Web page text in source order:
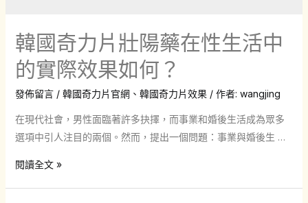
韓國奇力片壯陽藥在性生活中
的實際效果如何？
發佈留言 / 韓國奇力片官網、 韓國奇力片效果/ 作者: wangjing
在現代社會，男性面臨著許多抉擇，而事業和婚後生活成為眾多
選項中引人注目的兩個。然而，提出一個問題：事業與婚後生 …
韓
閱讀全文 »